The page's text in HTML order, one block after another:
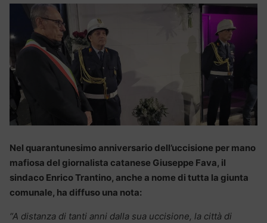
Nel quarantunesimo anniversario dell’uccisione per mano
mafiosa del giornalista catanese Giuseppe Fava, il
sindaco Enrico Trantino, anche a nome di tutta la giunta
comunale, ha diffuso una nota:
“A distanza di tanti anni dalla sua uccisione, la città di